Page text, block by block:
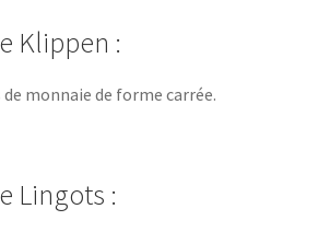
Klippen :
de monnaie de forme carrée.
Lingots :